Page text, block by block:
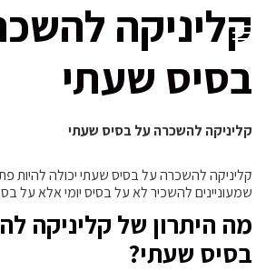
קליניקה
בסיס שעתי
קליניקה להשכרה על בסיס שעתי
קליניקה להשכרה על בסיס שעתי יכולה להיות
שמעוניינים להשכיר לא על בסיס יומי אלא על בסיס
מה היתרון של קליניקה
בסיס שעתי?